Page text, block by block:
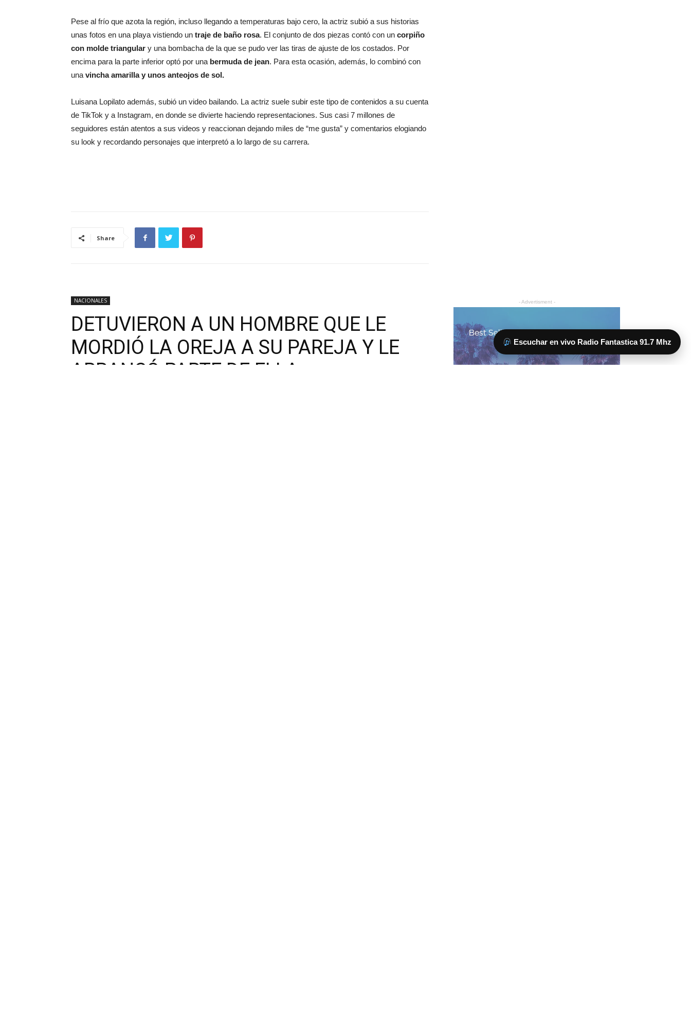
Escuchar en vivo Radio Fantastica 91.7 Mhz
Pese al frío que azota la región, incluso llegando a temperaturas bajo cero, la actriz subió a sus historias
unas fotos en una playa vistiendo un traje de baño rosa. El conjunto de dos piezas contó con un corpiño
con molde triangular y una bombacha de la que se pudo ver las tiras de ajuste de los costados. Por
encima para la parte inferior optó por unabermuda de jean. Para esta ocasión, además, lo combinó con
unavincha amarilla y unos anteojos de sol.
Luisana Lopilato además, subió un video bailando. La actriz suele subir este tipo de contenidos a su cuenta
de TikTok y a Instagram, en donde se divierte haciendo representaciones. Sus casi 7 millones de
seguidores están atentos a sus videos y reaccionan dejando miles de “me gusta” y comentarios elogiando
su look y recordando personajes que interpretó a lo largo de su carrera.
Share